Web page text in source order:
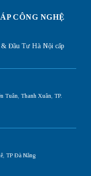
CÔNG NGHỆ
& Đầu Tư Hà Nội cấp
Tuân, Thanh Xuân, TP.
TP Đà Nẵng